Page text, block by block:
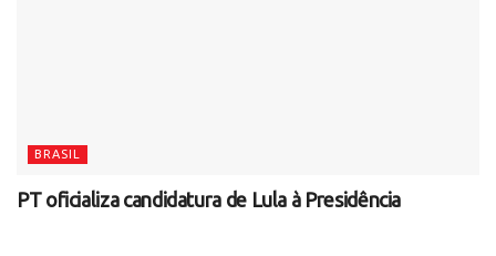
BRASIL
PT oficializa candidatura de Lula à Presidência